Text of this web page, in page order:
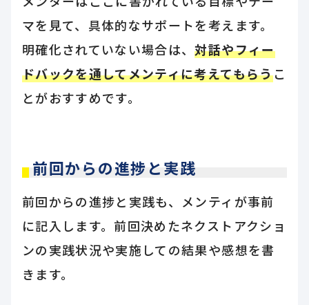
マを見て、具体的なサポートを考えます。
明確化されていない場合は、対話やフィー
ドバックを通してメンティに考えてもらうこ
とがおすすめです。
前回からの進捗と実践
前回からの進捗と実践も、メンティが事前
に記入します。前回決めたネクストアクショ
ンの実践状況や実施しての結果や感想を書
きます。